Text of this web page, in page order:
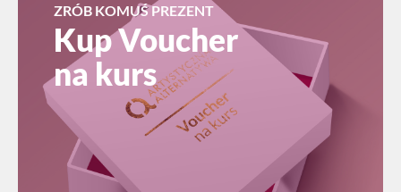
ZRÓB KOMUŚ PREZENT
Kup Voucher
na kurs